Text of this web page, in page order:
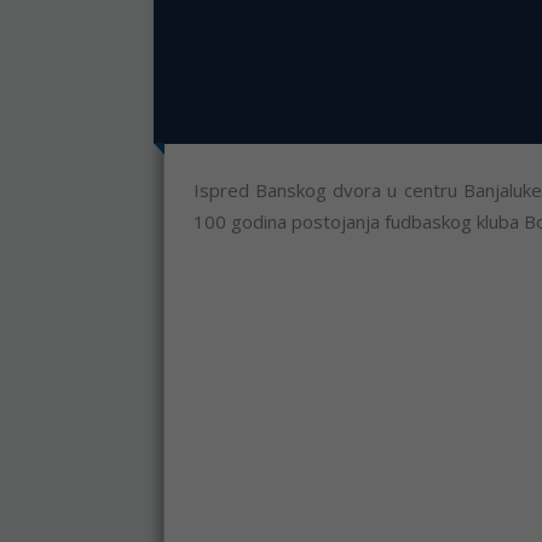
Ispred Banskog dvora u centru
100 godina postojanja fudbaskog kluba